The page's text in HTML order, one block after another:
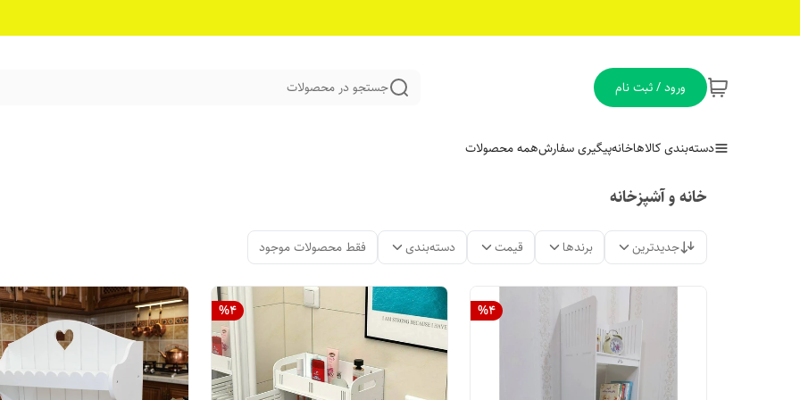
ورود / ثبت نام جستجو در محصولات
دسته‌بندی کالاهاخانهپیگیری سفارشهمه محصولات
خانه و آشپزخانه
جدیدترین برندها قیمت دسته‌بندی فقط محصولات موجود
%4
%4